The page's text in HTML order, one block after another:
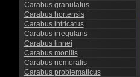
Carabus granulatus
Carabus hortensis
Carabus intricatus
Carabus irregularis
Carabus linnei
Carabus monilis
Carabus nemoralis
Carabus problematicus